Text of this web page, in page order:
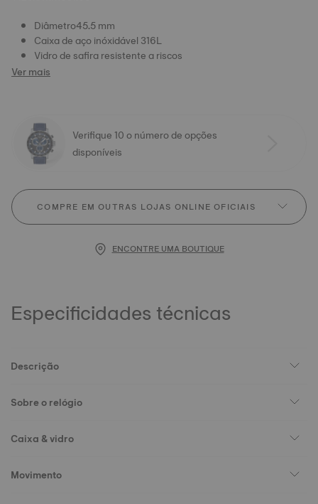
Diâmetro45.5 mm
Caixa de aço inóxidável 316L
Vidro de safira resistente a riscos
Ver mais
Verifique 10 o número de opções
disponíveis
COMPRE EM OUTRAS LOJAS ONLINE OFICIAIS
ENCONTRE UMA BOUTIQUE
Especificidades técnicas
Descrição
Sobre o relógio
Caixa & vidro
Movimento